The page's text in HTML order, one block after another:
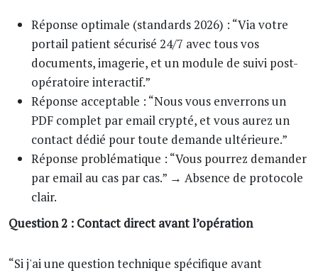
Réponse optimale (standards 2026) : “Via votre
portail patient sécurisé 24/7 avec tous vos
documents, imagerie, et un module de suivi post-
opératoire interactif.”
Réponse acceptable : “Nous vous enverrons un
PDF complet par email crypté, et vous aurez un
contact dédié pour toute demande ultérieure.”
Réponse problématique : “Vous pourrez demander
par email au cas par cas.” → Absence de protocole
clair.
Question 2 : Contact direct avant l’opération
“Si j'ai une question technique spécifique avant